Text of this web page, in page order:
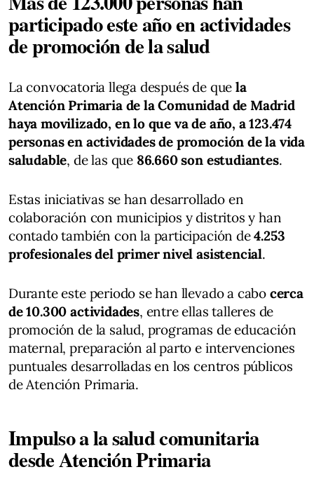
participado este año en actividades
de promoción de la salud
La convocatoria llega después de que la
Atención Primaria de la Comunidad de Madrid
haya movilizado, en lo que va de año, a 123.474
personas en actividades de promoción de la vida
saludable, de las que 86.660 son estudiantes.
Estas iniciativas se han desarrollado en
colaboración con municipios y distritos y han
contado también con la participación de4.253
profesionales del primer nivel asistencial.
Durante este periodo se han llevado a cabo cerca
de 10.300 actividades, entre ellas talleres de
promoción de la salud, programas de educación
maternal, preparación al parto e intervenciones
puntuales desarrolladas en los centros públicos
de Atención Primaria.
Impulso a la salud comunitaria
desde Atención Primaria